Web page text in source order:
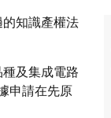
知識產權法
及集成電路
申請在先原